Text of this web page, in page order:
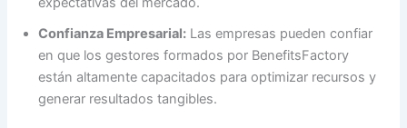
Confianza Empresarial: Las empresas pueden confiar
en que los gestores formados por BenefitsFactory
están altamente capacitados para optimizar recursos y
generar resultados tangibles.